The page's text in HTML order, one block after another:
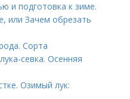
и подготовка к зиме.
или Зачем обрезать
Сорта
севка. Осенняя
Озимый лук: